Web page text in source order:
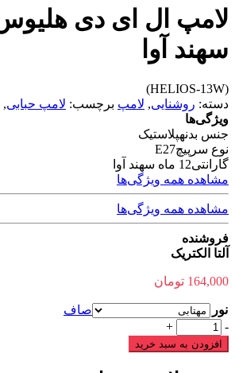
سهند آوا
(HELIOS-13W)
دسته: روشنایی, لامپ برچسب: لامپ حبابی,
ویژگی‌ها
جنس بدنهپلاستیک
نوع سرپیچE27
گارانتی12 ماه سهند آوا
مشاهده همه ویژگی‌ها
مشاهده همه ویژگی‌ها
فروشنده
آلتا الکتریک
164,000 تومان
نور
صاف
لامپ
ال
ای
-
+
افزودن به سبد خرید